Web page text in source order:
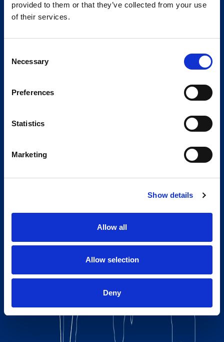
provided to them or that they’ve collected from your use
of their services.
Selection
Necessary
Preferences
Statistics
Marketing
Show details
Allow all
Allow selection
Deny